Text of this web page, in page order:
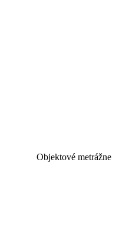
Objektové metrážne